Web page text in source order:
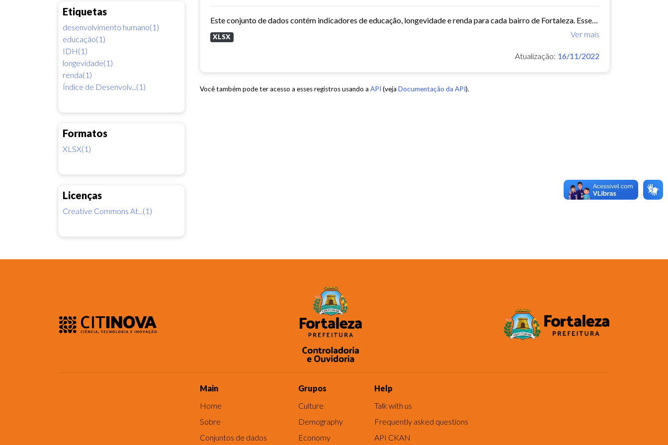
Etiquetas
desenvolvimento humano(1)
educação(1)
IDH(1)
longevidade(1)
renda(1)
Índice de Desenvolv...(1)
Formatos
XLSX(1)
Licenças
Creative Commons At...(1)
Este conjunto de dados contém indicadores de educação, longevidade e renda para cada bairro de Fortaleza. Esses três indicadores juntos formam o Indice de Desenvolvimento Humano...
Ver mais
XLSX
Atualização: 16/11/2022
Você também pode ter acesso a esses registros usando a API (veja Documentação da API).
Main
Home
Sobre
Conjuntos de dados
Grupos
Culture
Demography
Economy
Help
Talk with us
Frequently asked questions
API CKAN